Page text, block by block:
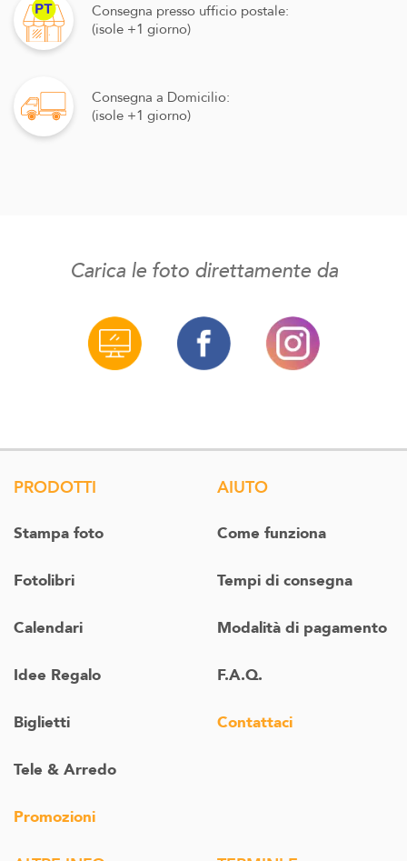
Consegna presso ufficio postale:
(isole +1 giorno)
Consegna a Domicilio:
(isole +1 giorno)
Carica le foto direttamente da
PRODOTTI
Stampa foto
Fotolibri
Calendari
Idee Regalo
Biglietti
Tele & Arredo
Promozioni
AIUTO
Come funziona
Tempi di consegna
Modalità di pagamento
F.A.Q.
Contattaci